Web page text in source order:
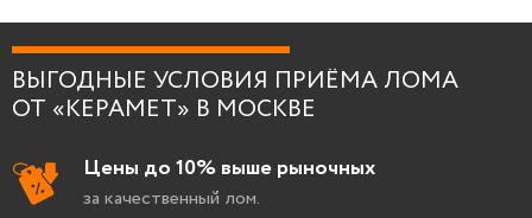
Я согласен наобработку персональных
данных.
ВЫГОДНЫЕ УСЛОВИЯ ПРИЁМА ЛОМА
ОТ «КЕРАМЕТ» В МОСКВЕ
Цены до 10% выше рыночных
за качественный лом.